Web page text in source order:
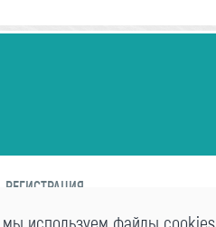
РЕГИСТРАЦИЯ
мы используем файлы cookies.